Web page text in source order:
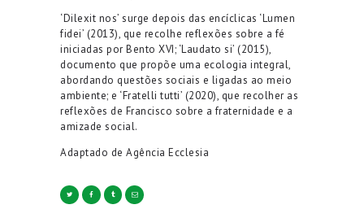
‘Dilexit nos’ surge depois das encíclicas ‘Lumen
fidei’ (2013), que recolhe reflexões sobre a fé
iniciadas por Bento XVI; ‘Laudato si’ (2015),
documento que propõe uma ecologia integral,
abordando questões sociais e ligadas ao meio
ambiente; e ‘Fratelli tutti’ (2020), que recolher as
reflexões de Francisco sobre a fraternidade e a
amizade social.
Adaptado de Agência Ecclesia